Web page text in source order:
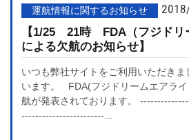
運航情報に関するお知らせ
【1/25 21時 FDA（フジドリ
による欠航のお知らせ】
いつも弊社サイトをご利用いただき
います。 FDA(フジドリームエアラ
航が発表されております。
------------------------...